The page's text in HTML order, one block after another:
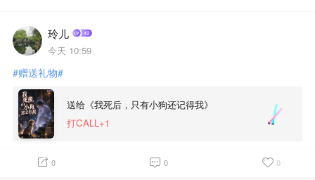
玲儿
今天 10:59
#赠送礼物#
送给《我死后，只有小狗还记得我》
打CALL+1
0 0 0